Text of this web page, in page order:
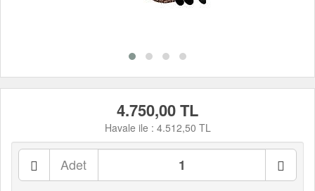
4.750,00 TL
Havale ile : 4.512,50 TL
Adet